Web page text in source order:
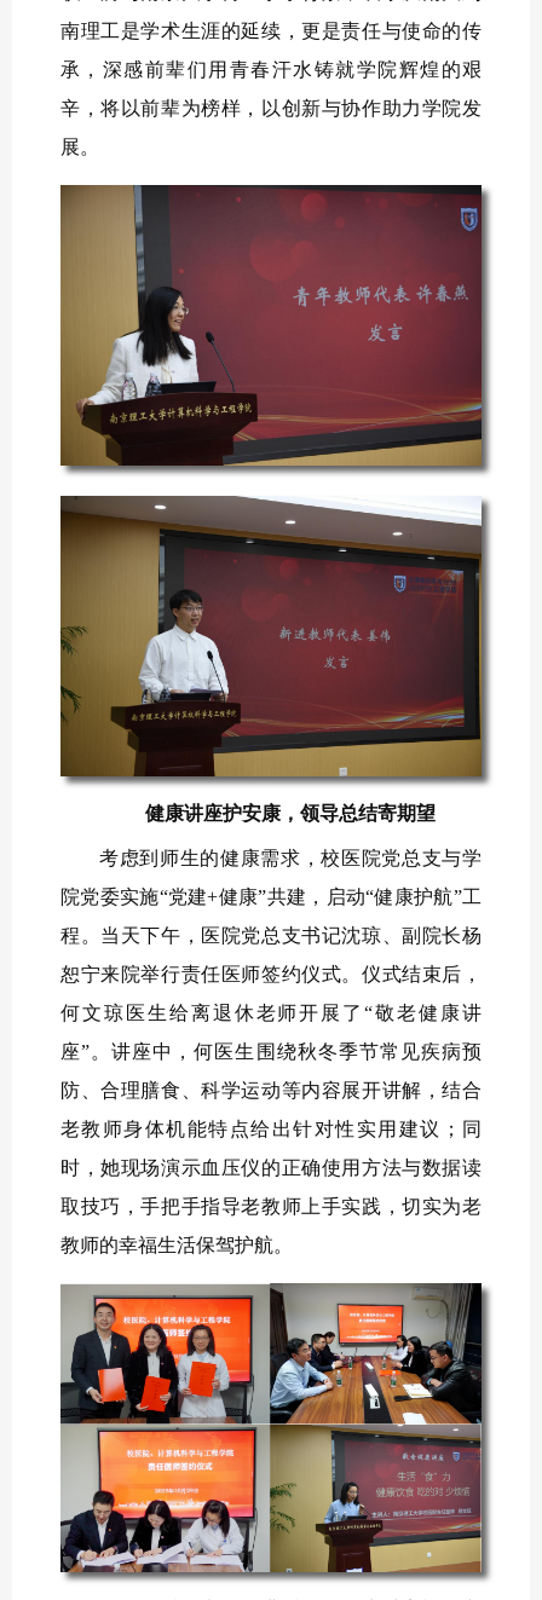
南理工是学术生涯的延续，更是责任与使命的传
承，深感前辈们用青春汗水铸就学院辉煌的艰
辛，将以前辈为榜样，以创新与协作助力学院发
展。
健康讲座护安康，领导总结寄期望
考虑到师生的健康需求，校医院党总支与学
院党委实施“党建+健康”共建，启动“健康护航”工
程。当天下午，医院党总支书记沈琼、副院长杨
恕宁来院举行责任医师签约仪式。仪式结束后，
何文琼医生给离退休老师开展了“敬老健康讲
座”。讲座中，何医生围绕秋冬季节常见疾病预
防、合理膳食、科学运动等内容展开讲解，结合
老教师身体机能特点给出针对性实用建议；同
时，她现场演示血压仪的正确使用方法与数据读
取技巧，手把手指导老教师上手实践，切实为老
教师的幸福生活保驾护航。